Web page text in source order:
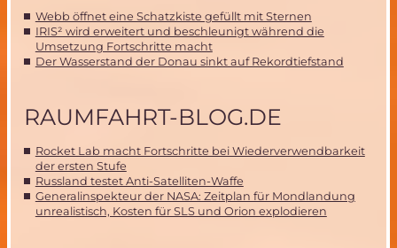
Webb öffnet eine Schatzkiste gefüllt mit Sternen
IRIS² wird erweitert und beschleunigt während die
Umsetzung Fortschritte macht
Der Wasserstand der Donau sinkt auf Rekordtiefstand
RAUMFAHRT-BLOG.DE
Rocket Lab macht Fortschritte bei Wiederverwendbarkeit
der ersten Stufe
Russland testet Anti-Satelliten-Waffe
Generalinspekteur der NASA: Zeitplan für Mondlandung
unrealistisch, Kosten für SLS und Orion explodieren